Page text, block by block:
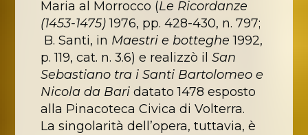
Maria al Morrocco (Le Ricordanze
(1453-1475)1976, pp. 428-430, n. 797;
B. Santi, in Maestri e botteghe 1992,
p. 119, cat. n. 3.6) e realizzò il San
Sebastiano tra i Santi Bartolomeo e
Nicola da Baridatato 1478 esposto
alla Pinacoteca Civica di Volterra.
La singolarità dell’opera, tuttavia, è